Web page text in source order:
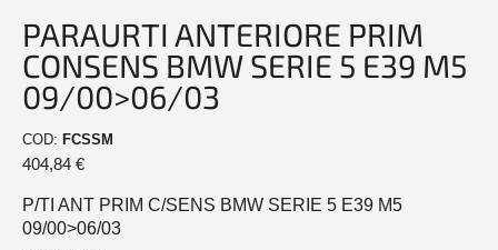
PARAURTI ANTERIORE PRIM
CONSENS BMW SERIE 5 E39 M5
09/00>06/03
COD: FCSSM
404,84 €
P/TI ANT PRIM C/SENS BMW SERIE 5 E39 M5
09/00>06/03